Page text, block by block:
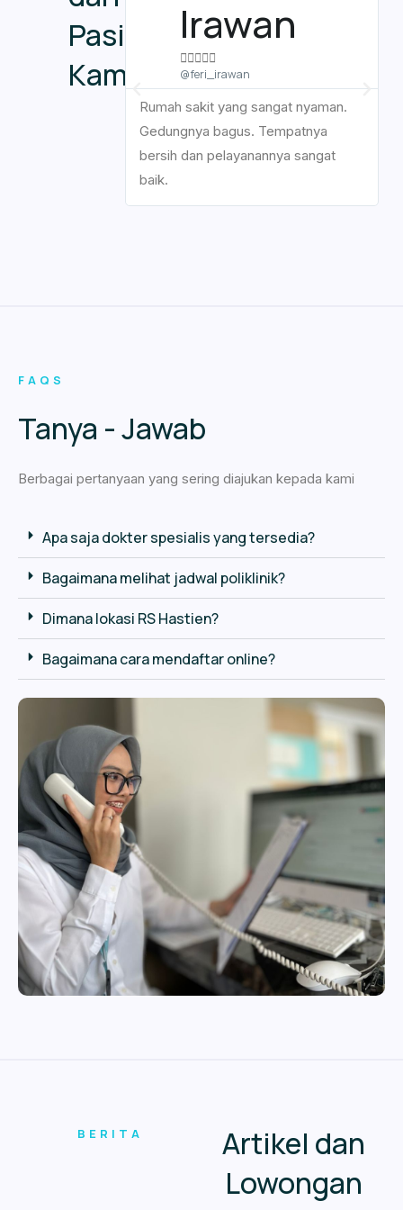
Pasien
Kami
Irawan

@feri_irawan
Rumah sakit yang sangat nyaman.
Gedungnya bagus. Tempatnya
bersih dan pelayanannya sangat
baik.
FAQS
Tanya - Jawab
Berbagai pertanyaan yang sering diajukan kepada kami
Apa saja dokter spesialis yang tersedia?
Bagaimana melihat jadwal poliklinik?
Dimana lokasi RS Hastien?
Bagaimana cara mendaftar online?
BERITA
Artikel dan
Lowongan